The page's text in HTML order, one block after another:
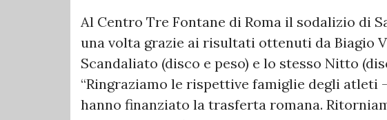
Al Centro Tre Fontane di Roma il sodalizio di
una volta grazie ai risultati ottenuti da Biagio
Scandaliato (disco e peso) e lo stesso Nitto
“Ringraziamo le rispettive famiglie degli atleti
hanno finanziato la trasferta romana.